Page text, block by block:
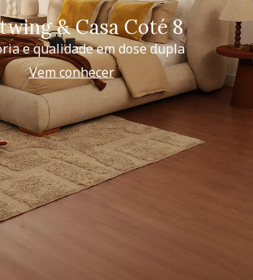
& Casa Coté 8
e qualidade em dose dupla
Vem conhecer